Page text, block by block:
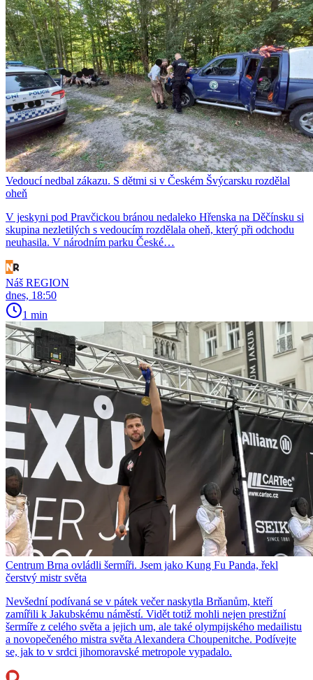
Vedoucí nedbal zákazu. S dětmi si v Českém Švýcarsku rozdělal
oheň
V jeskyni pod Pravčickou bránou nedaleko Hřenska na Děčínsku si
skupina nezletilých s vedoucím rozdělala oheň, který při odchodu
neuhasila. V národním parku České…
Náš REGION
dnes, 18:50
1 min
Centrum Brna ovládli šermíři. Jsem jako Kung Fu Panda, řekl
čerstvý mistr světa
Nevšední podívaná se v pátek večer naskytla Brňanům, kteří
zamířili k Jakubskému náměstí. Vidět totiž mohli nejen prestižní
šermíře z celého světa a jejich um, ale také olympijského medailistu
a novopečeného mistra světa Alexandera Choupenitche. Podívejte
se, jak to v srdci jihomoravské metropole vypadalo.